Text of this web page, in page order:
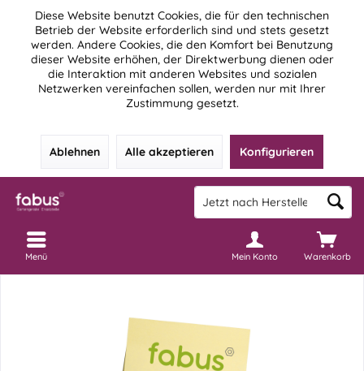
Diese Website benutzt Cookies, die für den technischen
Betrieb der Website erforderlich sind und stets gesetzt
werden. Andere Cookies, die den Komfort bei Benutzung
dieser Website erhöhen, der Direktwerbung dienen oder
die Interaktion mit anderen Websites und sozialen
Netzwerken vereinfachen sollen, werden nur mit Ihrer
Zustimmung gesetzt.
Ablehnen Alle akzeptieren Konfigurieren
Warenkorb
Mein Konto
Menü